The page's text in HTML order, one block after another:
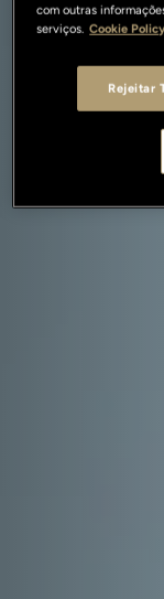
com outras
serviços. Cookie Policy
Rejeitar